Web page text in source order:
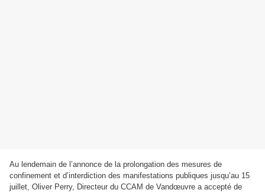
Au lendemain de l’annonce de la prolongation des mesures de
confinement et d’interdiction des manifestations publiques jusqu’au 15
juillet, Oliver Perry, Directeur du CCAM de Vandœuvre a accepté de